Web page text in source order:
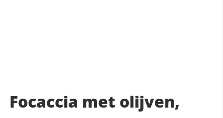
Focaccia met olijven,